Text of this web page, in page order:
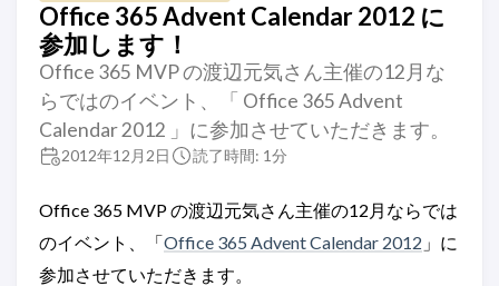
Office 365 Advent Calendar 2012 に
参加します！
Office 365 MVP の渡辺元気さん主催の12月な
らではのイベント、「 Office 365 Advent
Calendar 2012 」に参加させていただきます。
2012年12月2日 読了時間: 1分
Office 365 MVP の渡辺元気さん主催の12月ならでは
のイベント、「Office 365 Advent Calendar 2012 」に
参加させていただきます。